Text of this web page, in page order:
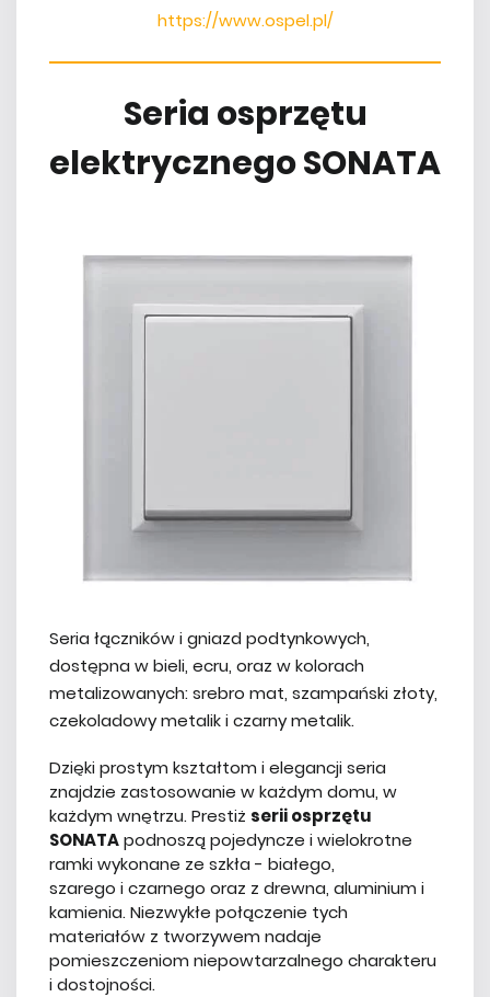
https://www.ospel.pl/
Seria osprzętu
elektrycznego SONATA
Seria łączników i gniazd podtynkowych,
dostępna w bieli, ecru, oraz w kolorach
metalizowanych: srebro mat, szampański złoty,
czekoladowy metalik i czarny metalik.
Dzięki prostym kształtom i elegancji seria
znajdzie zastosowanie w każdym domu, w
każdym wnętrzu. Prestiż serii osprzętu
SONATApodnoszą pojedyncze i wielokrotne
ramki wykonane ze szkła - białego,
szarego i czarnego oraz z drewna, aluminium i
kamienia. Niezwykłe połączenie tych
materiałów z tworzywem nadaje
pomieszczeniom niepowtarzalnego charakteru
i dostojności.